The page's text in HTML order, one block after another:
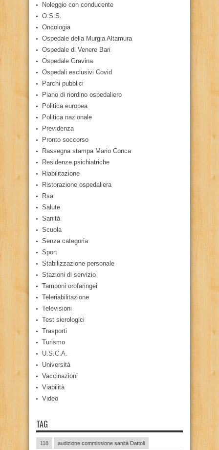
Noleggio con conducente
O.S.S.
Oncologia
Ospedale della Murgia Altamura
Ospedale di Venere Bari
Ospedale Gravina
Ospedali esclusivi Covid
Parchi pubblici
Piano di riordino ospedaliero
Politica europea
Politica nazionale
Previdenza
Pronto soccorso
Rassegna stampa Mario Conca
Residenze psichiatriche
Riabilitazione
Ristorazione ospedaliera
Rsa
Salute
Sanità
Scuola
Senza categoria
Sport
Stabilizzazione personale
Stazioni di servizio
Tamponi orofaringei
Teleriabilitazione
Televisioni
Test sierologici
Trasporti
Turismo
U.S.C.A.
Università
Vaccinazioni
Viabilità
Video
TAG
118 audizione commissione sanità Dattoli